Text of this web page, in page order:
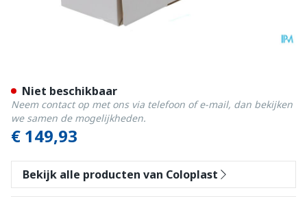
€ 149,93
Niet beschikbaar
Neem contact op met ons via telefoon of e-mail, dan bekijken
we samen de mogelijkheden.
Bekijk alle producten van Coloplast